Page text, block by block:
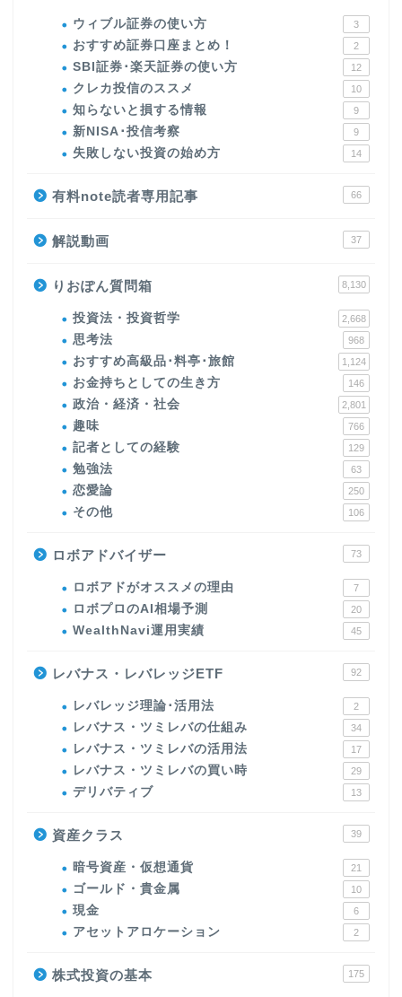
ウィブル証券の使い方 3
おすすめ証券口座まとめ！ 2
SBI証券･楽天証券の使い方 12
クレカ投信のススメ 10
知らないと損する情報 9
新NISA･投信考察 9
失敗しない投資の始め方 14
有料note読者専用記事 66
解説動画 37
りおぽん質問箱 8,130
投資法・投資哲学 2,668
思考法 968
おすすめ高級品･料亭･旅館 1,124
お金持ちとしての生き方 146
政治・経済・社会 2,801
趣味 766
記者としての経験 129
勉強法 63
恋愛論 250
その他 106
ロボアドバイザー 73
ロボアドがオススメの理由 7
ロボプロのAI相場予測 20
WealthNavi運用実績 45
レバナス・レバレッジETF 92
レバレッジ理論･活用法 2
レバナス・ツミレバの仕組み 34
レバナス・ツミレバの活用法 17
レバナス・ツミレバの買い時 29
デリバティブ 13
資産クラス 39
暗号資産・仮想通貨 21
ゴールド・貴金属 10
現金 6
アセットアロケーション 2
株式投資の基本 175